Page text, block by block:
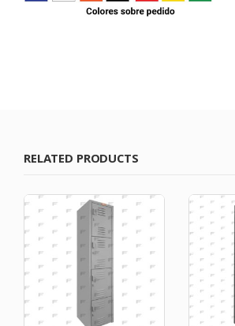
RELATED PRODUCTS